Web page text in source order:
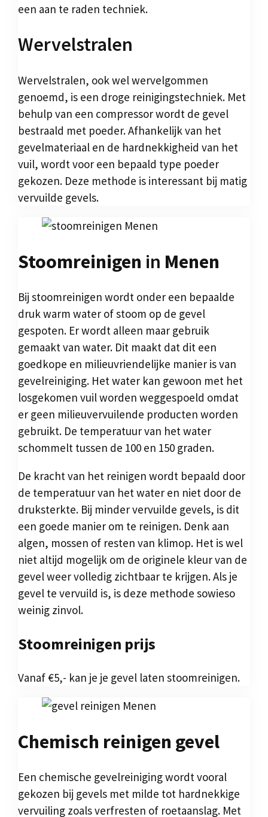
een aan te raden techniek.
Wervelstralen
Wervelstralen, ook wel wervelgommen
genoemd, is een droge reinigingstechniek. Met
behulp van een compressor wordt de gevel
bestraald met poeder. Afhankelijk van het
gevelmateriaal en de hardnekkigheid van het
vuil, wordt voor een bepaald type poeder
gekozen. Deze methode is interessant bij matig
vervuilde gevels.
Stoomreinigen in Menen
Bij stoomreinigen wordt onder een bepaalde
druk warm water of stoom op de gevel
gespoten. Er wordt alleen maar gebruik
gemaakt van water. Dit maakt dat dit een
goedkope en milieuvriendelijke manier is van
gevelreiniging. Het water kan gewoon met het
losgekomen vuil worden weggespoeld omdat
er geen milieuvervuilende producten worden
gebruikt. De temperatuur van het water
schommelt tussen de 100 en 150 graden.
De kracht van het reinigen wordt bepaald door
de temperatuur van het water en niet door de
druksterkte. Bij minder vervuilde gevels, is dit
een goede manier om te reinigen. Denk aan
algen, mossen of resten van klimop. Het is wel
niet altijd mogelijk om de originele kleur van de
gevel weer volledig zichtbaar te krijgen. Als je
gevel te vervuild is, is deze methode sowieso
weinig zinvol.
Stoomreinigen prijs
Vanaf €5,- kan je je gevel laten stoomreinigen.
Chemisch reinigen gevel
Een chemische gevelreiniging wordt vooral
gekozen bij gevels met milde tot hardnekkige
vervuiling zoals verfresten of roetaanslag. Met